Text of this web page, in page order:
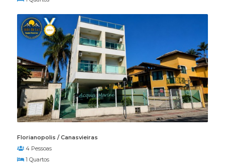
Florianopolis / Canasvieiras
4 Pessoas
1 Quartos